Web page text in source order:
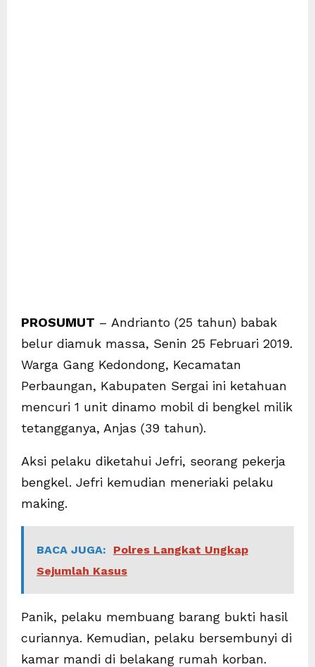
PROSUMUT – Andrianto (25 tahun) babak
belur diamuk massa, Senin 25 Februari 2019.
Warga Gang Kedondong, Kecamatan
Perbaungan, Kabupaten Sergai ini ketahuan
mencuri 1 unit dinamo mobil di bengkel milik
tetangganya, Anjas (39 tahun).
Aksi pelaku diketahui Jefri, seorang pekerja
bengkel. Jefri kemudian meneriaki pelaku
making.
BACA JUGA:
Polres Langkat Ungkap
Sejumlah Kasus
Panik, pelaku membuang barang bukti hasil
curiannya. Kemudian, pelaku bersembunyi di
kamar mandi di belakang rumah korban.